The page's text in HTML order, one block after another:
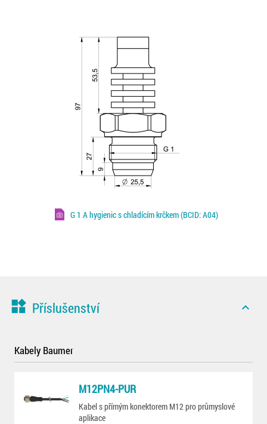
G 1 A hygienic s chladícím krčkem (BCID: A04)
widgets Příslušenství expand_less
Kabely Baumer
M12PN4-PUR
Kabel s přímým konektorem M12 pro průmyslové
aplikace